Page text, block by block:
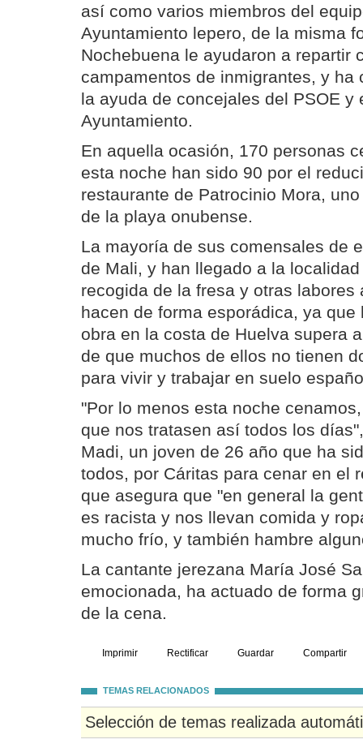
así como varios miembros del
Ayuntamiento lepero, de la misma
Nochebuena le ayudaron a repartir
campamentos de inmigrantes, y ha
la ayuda de concejales del PSOE y
Ayuntamiento.
En aquella ocasión, 170 personas
esta noche han sido 90 por el
restaurante de Patrocinio Mora,
de la playa onubense.
La mayoría de sus comensales de
de Mali, y han llegado a la
recogida de la fresa y otras labores
hacen de forma esporádica, ya
obra en la costa de Huelva supera
de que muchos de ellos no tienen
para vivir y trabajar en suelo
"Por lo menos esta noche
que nos tratasen así todos los
Madi, un joven de 26 año que ha
todos, por Cáritas para cenar en el
que asegura que "en general la
es racista y nos llevan comida y
mucho frío, y también hambre
La cantante jerezana María José
emocionada, ha actuado de forma
de la cena.
Imprimir Rectificar Guardar Compartir
TEMAS RELACIONADOS
Selección de temas realizada